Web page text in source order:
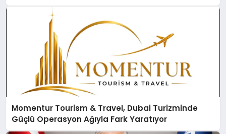
Momentur Tourism & Travel, Dubai Turizminde
Güçlü Operasyon Ağıyla Fark Yaratıyor